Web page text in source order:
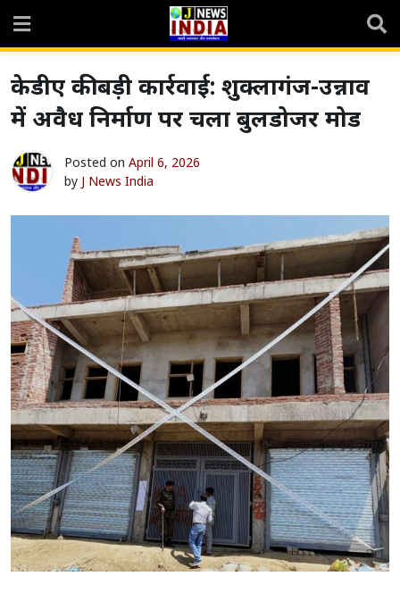
content
केडीए की बड़ी कार्रवाई: शुक्लागंज-उन्नाव
में अवैध निर्माण पर चला बुलडोजर मोड
Posted on April 6, 2026
by J News India